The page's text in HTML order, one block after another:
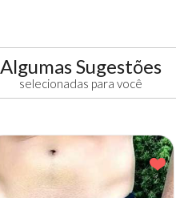
Algumas Sugestões
selecionadas para você